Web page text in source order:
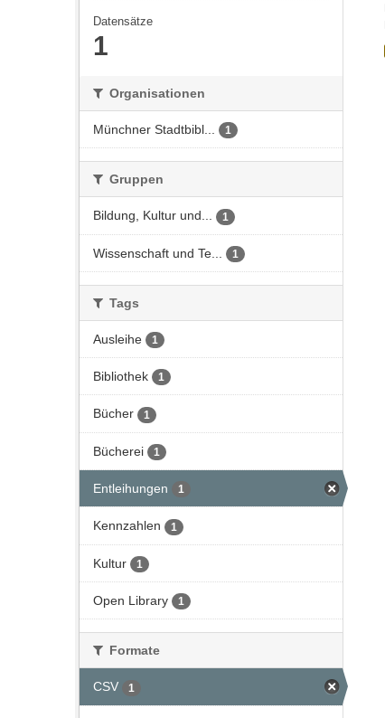
Datensätze
1
Organisationen
Münchner Stadtbibl... 1
Gruppen
Bildung, Kultur und... 1
Wissenschaft und Te... 1
Tags
Ausleihe 1
Bibliothek 1
Bücher 1
Bücherei 1
Entleihungen 1
Kennzahlen 1
Kultur 1
Open Library 1
Formate
CSV 1